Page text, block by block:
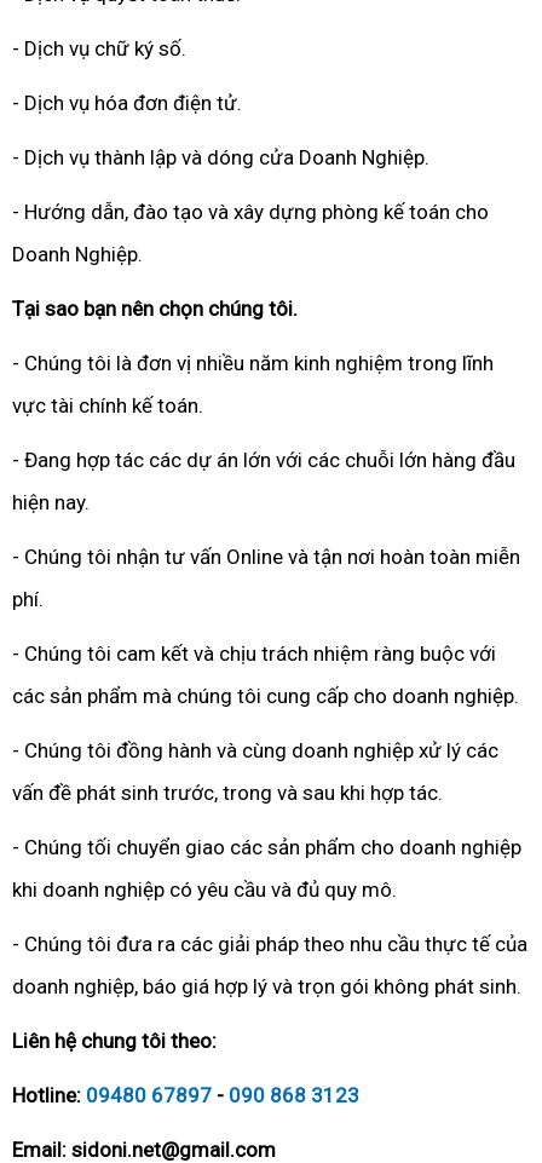
- Dịch vụ chữ ký số.
- Dịch vụ hóa đơn điện tử.
- Dịch vụ thành lập và dóng cửa Doanh Nghiệp.
- Hướng dẫn, đào tạo và xây dựng phòng kế toán cho
Doanh Nghiệp.
Tại sao bạn nên chọn chúng tôi.
- Chúng tôi là đơn vị nhiều năm kinh nghiệm trong lĩnh
vực tài chính kế toán.
- Đang hợp tác các dự án lớn với các chuỗi lớn hàng đầu
hiện nay.
- Chúng tôi nhận tư vấn Online và tận nơi hoàn toàn miễn
phí.
- Chúng tôi cam kết và chịu trách nhiệm ràng buộc với
các sản phẩm mà chúng tôi cung cấp cho doanh nghiệp.
- Chúng tôi đồng hành và cùng doanh nghiệp xử lý các
vấn đề phát sinh trước, trong và sau khi hợp tác.
- Chúng tối chuyển giao các sản phẩm cho doanh nghiệp
khi doanh nghiệp có yêu cầu và đủ quy mô.
- Chúng tôi đưa ra các giải pháp theo nhu cầu thực tế của
doanh nghiệp, báo giá hợp lý và trọn gói không phát sinh.
Liên hệ chung tôi theo:
Hotline: 09480 67897 - 090 868 3123
Email: sidoni.net@gmail.com